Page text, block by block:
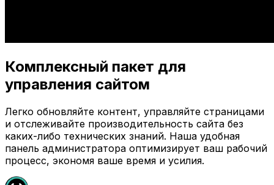
Комплексный пакет для
управления сайтом
Легко обновляйте контент, управляйте страницами
и отслеживайте производительность сайта без
каких-либо технических знаний. Наша удобная
панель администратора оптимизирует ваш рабочий
процесс, экономя ваше время и усилия.